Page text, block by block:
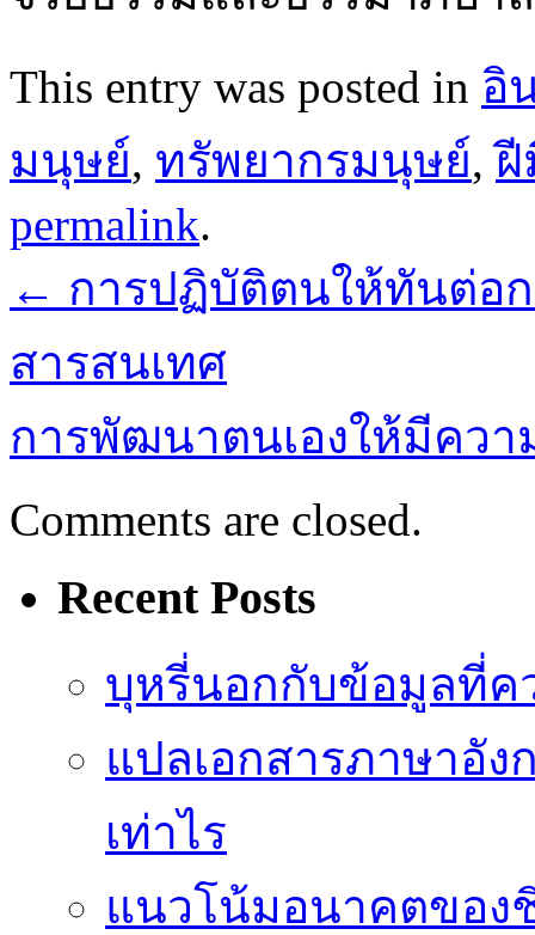
This entry was posted in อิ
มนุษย์, ทรัพยากรมนุษย์,ฝี
permalink.
← การปฏิบัติตนให้ทันต่อ
สารสนเทศ
การพัฒนาตนเองให้มีคว
Comments are closed.
Recent Posts
บุหรี่นอกกับข้อมูลที่ค
แปลเอกสารภาษาอั
เท่าไร
แนวโน้มอนาคตของ